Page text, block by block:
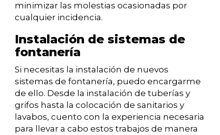
minimizar las molestias ocasionadas por
cualquier incidencia.
Instalación de sistemas de
fontanería
Si necesitas la instalación de nuevos
sistemas de fontanería, puedo encargarme
de ello. Desde la instalación de tuberías y
grifos hasta la colocación de sanitarios y
lavabos, cuento con la experiencia necesaria
para llevar a cabo estos trabajos de manera